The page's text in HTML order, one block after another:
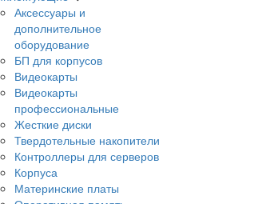
Аксессуары и
дополнительное
оборудование
БП для корпусов
Видеокарты
Видеокарты
профессиональные
Жесткие диски
Твердотельные накопители
Контроллеры для серверов
Корпуса
Материнские платы